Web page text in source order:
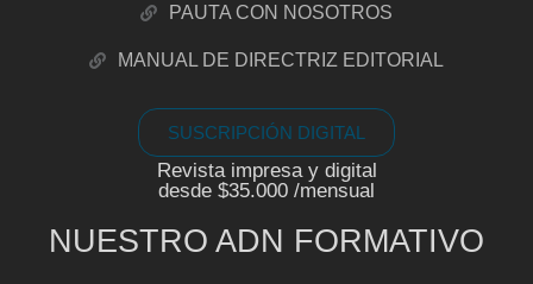
PAUTA CON NOSOTROS
MANUAL DE DIRECTRIZ EDITORIAL
SUSCRIPCIÓN DIGITAL
Revista impresa y digital
desde $35.000 /mensual
NUESTRO ADN FORMATIVO